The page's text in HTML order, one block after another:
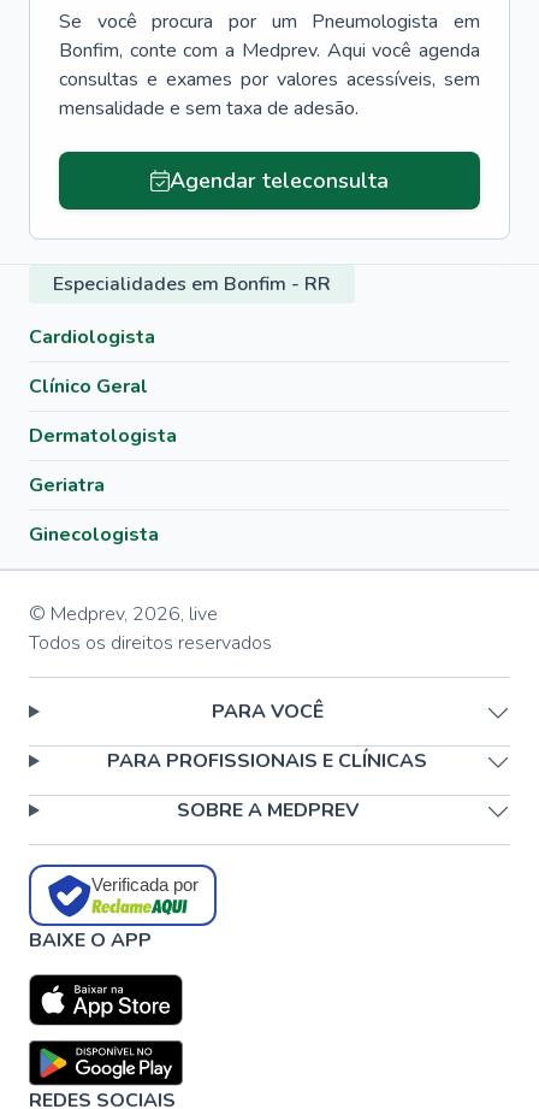
Se você procura por um Pneumologista
em
Bonfim, conte com a Medprev. Aqui você agenda
consultas e exames por valores acessíveis, sem
mensalidade e sem taxa de adesão.
Agendar teleconsulta
Especialidades em Bonfim - RR
Cardiologista
Clínico Geral
Dermatologista
Geriatra
Ginecologista
© Medprev, 2026, live
Todos os direitos reservados
PARA VOCÊ
PARA PROFISSIONAIS E CLÍNICAS
SOBRE A MEDPREV
Verificada por
BAIXE O APP
REDES SOCIAIS